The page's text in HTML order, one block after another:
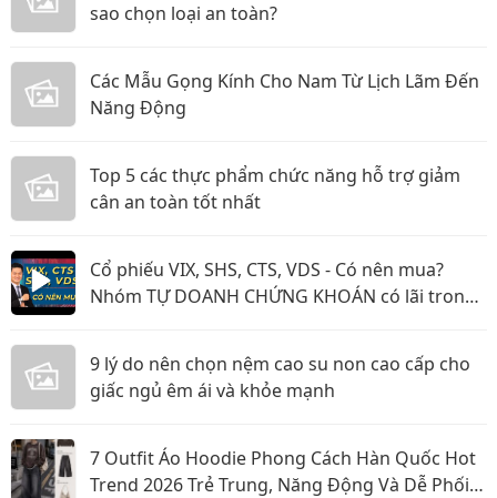
sao chọn loại an toàn?
Các Mẫu Gọng Kính Cho Nam Từ Lịch Lãm Đến
Năng Động
Top 5 các thực phẩm chức năng hỗ trợ giảm
cân an toàn tốt nhất
Cổ phiếu VIX, SHS, CTS, VDS - Có nên mua?
Nhóm TỰ DOANH CHỨNG KHOÁN có lãi trong
9 lý do nên chọn nệm cao su non cao cấp cho
giấc ngủ êm ái và khỏe mạnh
7 Outfit Áo Hoodie Phong Cách Hàn Quốc Hot
Trend 2026 Trẻ Trung, Năng Động Và Dễ Phối